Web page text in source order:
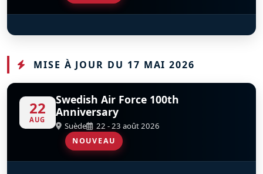
D
Red Arrows
MISE À JOUR DU 17 MAI 2026
22
AUG
Swedish Air Force 100th
Anniversary
Suède 22 - 23 août 2026
NOUVEAU